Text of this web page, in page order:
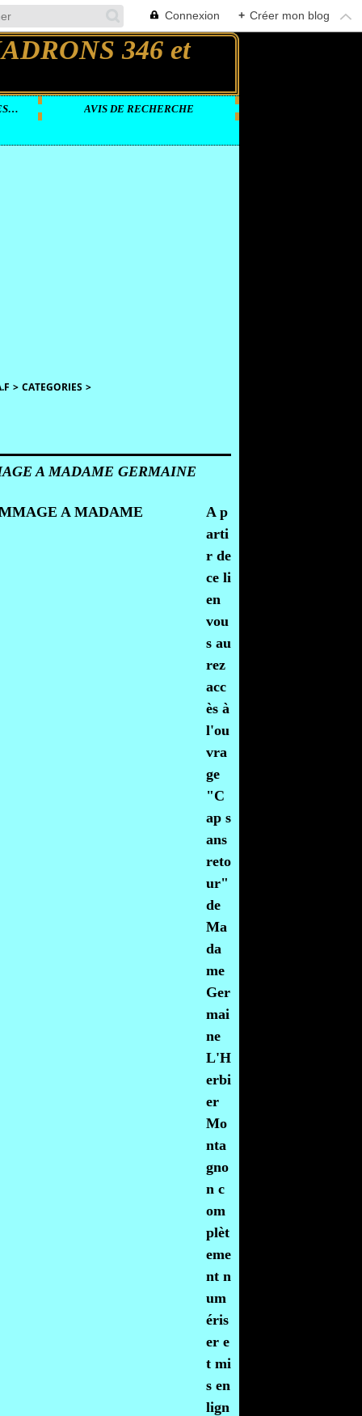
Connexion + Créer mon blog
DOCUMENTS VIDEOS SUR LES GROUPES LOURDS
AVIS DE RECHERCHE
> CATEGORIES >
A MADAME GERMAINE
A p
arti
r de
ce li
en
vou
s au
rez
acc
ès à
l'ou
vra
ge
"C
ap s
ans
reto
ur"
de
Ma
da
me
Ger
mai
ne
L'H
erbi
er
Mo
nta
gno
n c
om
plèt
eme
nt n
um
éris
er e
t mi
s en
lign